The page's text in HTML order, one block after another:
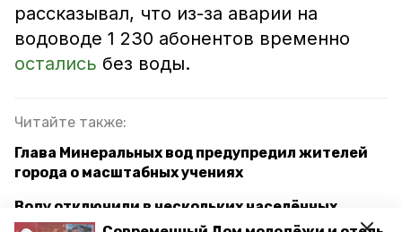
рассказывал, что из-за аварии на
водоводе 1 230 абонентов временно
остались без воды.
Читайте также:
Глава Минеральных вод предупредил жителей
города о масштабных учениях
Воду отключили в нескольких населённых
пунктах в Минераловодском округе